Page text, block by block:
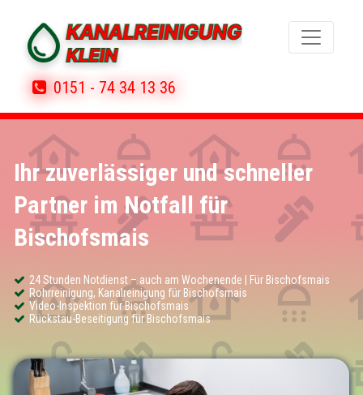
0151 - 74 34 13 36
Ihr zuverlässiger und schneller
Partner im Notfall für
Bischofsmais
24 Stunden Notdienst – auch am Wochenende | Für Bischofsmais
Rohrreinigung, Kanalreinigung für Bischofsmais
Video-Inspektion für Bischofsmais
Rückstau-Beseitigung für Bischofsmais